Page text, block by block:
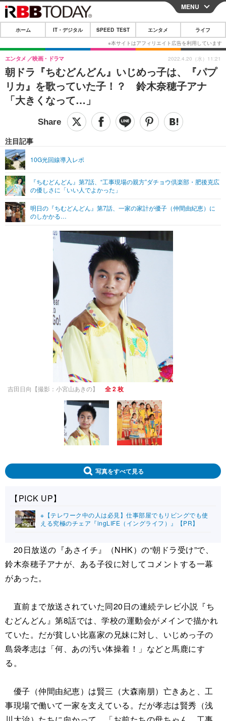
CLOSE
ホーム
IT・デジタル
IT・デジタルTOP スマートフォン
ネタ
ショッピング その他
SPEED TEST
エンタメ
エンタメTOP 映画・ドラマ
音楽
グラビア ブログ
ペット
その他
リリース一覧
プッシュ通知の停止方法
MENU
ホーム IT・デジタル SPEED TEST エンタメ ライフ
朝ドラ『ちむどんどん』いじめっ子は、『パプ
リカ』を歌っていた子！？ 鈴木奈穂子アナ
「大きくなって…」
エンタメ 映画・ドラマ
注目記事
10G光回線導入レポ
『ちむどんどん』第7話、“工事現場の親方”ダチョウ倶楽部・肥後克広
の優しさに「いい人でよかった」
明日の『ちむどんどん』第7話、一家の家計が優子（仲間由紀恵）に
のしかかる…
2022.4.20（水）11:21
吉田日向【撮影：小宮山あきの】 全 2 枚
写真をすべて見る
【PICK UP】
※【テレワーク中の人は必見】仕事部屋でもリビングでも使
える究極のチェア『ingLIFE（イングライフ）』【PR】
20日放送の『あさイチ』（NHK）の“朝ドラ受け”で、
鈴木奈穂子アナが、ある子役に対してコメントする一幕
があった。
直前まで放送されていた同20日の連続テレビ小説『ち
むどんどん』第8話では、学校の運動会がメインで描かれ
ていた。だが貧しい比嘉家の兄妹に対し、いじめっ子の
島袋孝志は「何、あの汚い体操着！」などと馬鹿にす
る。
優子（仲間由紀恵）は賢三（大森南朋）亡きあと、工
事現場で働いて一家を支えている。だが孝志は賢秀（浅